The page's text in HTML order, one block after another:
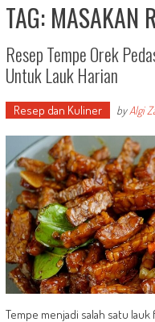
TAG: MASAKAN
Resep Tempe Orek
Untuk Lauk Harian
Resep dan Kuliner byAlgi
Tempe menjadi salah satu